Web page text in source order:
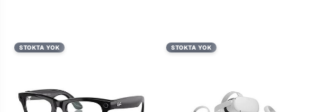
STOKTA YOK STOKTA YOK